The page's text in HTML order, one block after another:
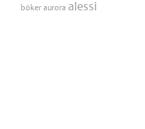
böker aurora alessi